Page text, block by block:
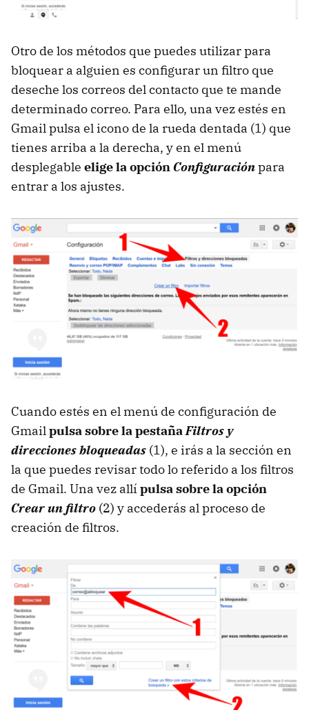
Otro de los métodos que puedes utilizar para
bloquear a alguien es configurar un filtro que
deseche los correos del contacto que te mande
determinado correo. Para ello, una vez estés en
Gmail pulsa el icono de la rueda dentada (1) que
tienes arriba a la derecha, y en el menú
desplegable elige la opciónConfiguraciónpara
entrar a los ajustes.
Cuando estés en el menú de configuración de
Gmailpulsa sobre la pestañaFiltros y
direcciones bloqueadas (1), e irás a la sección en
la que puedes revisar todo lo referido a los filtros
de Gmail. Una vez allí pulsa sobre la opción
Crear un filtro (2) y accederás al proceso de
creación de filtros.